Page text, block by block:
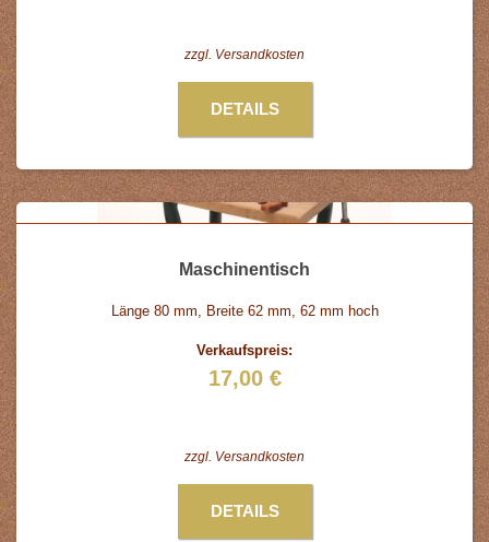
zzgl. Versandkosten
DETAILS
Maschinentisch
Länge 80 mm, Breite 62 mm, 62 mm hoch
Verkaufspreis:
17,00 €
zzgl. Versandkosten
DETAILS